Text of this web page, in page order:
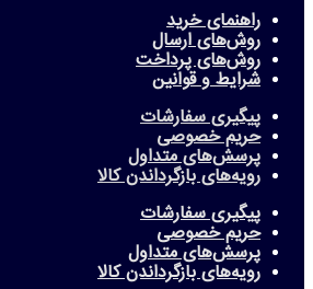
راهنمای خرید
روش‌های ارسال
روش‌های پرداخت
شرایط و قوانین
پیگیری سفارشات
حریم خصوصی
پرسش‌های متداول
رویه‌های بازگرداندن کالا
پیگیری سفارشات
حریم خصوصی
پرسش‌های متداول
رویه‌های بازگرداندن کالا